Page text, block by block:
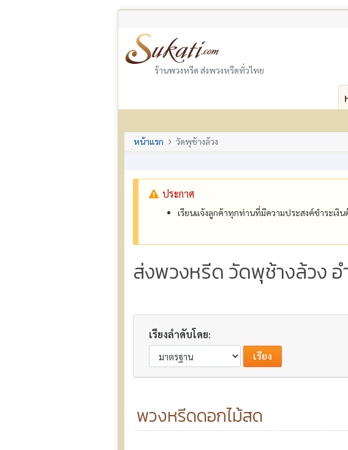
ร้านพวงหรีด ส่งพวงหรีดทั่วไทย
หน้าแรก วัดพุช้างล้วง
ประกาศ
เรียนแจ้งลูกค้าทุกท่านที่มีความประสงค์ชำระเ
ส่งพวงหรีด วัดพุช้างล้วง
เรียงลำดับโดย:
พวงหรีดดอกไม้สด